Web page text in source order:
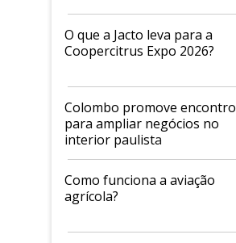
O que a Jacto leva para a
Coopercitrus Expo 2026?
Colombo promove encontro
para ampliar negócios no
interior paulista
Como funciona a aviação
agrícola?